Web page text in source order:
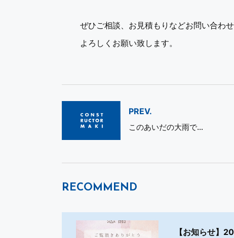
ぜひご相談、お見積もりなどお問い合わせ
よろしくお願い致します。
PREV.
このあいだの大雨で…
RECOMMEND
【お知らせ】